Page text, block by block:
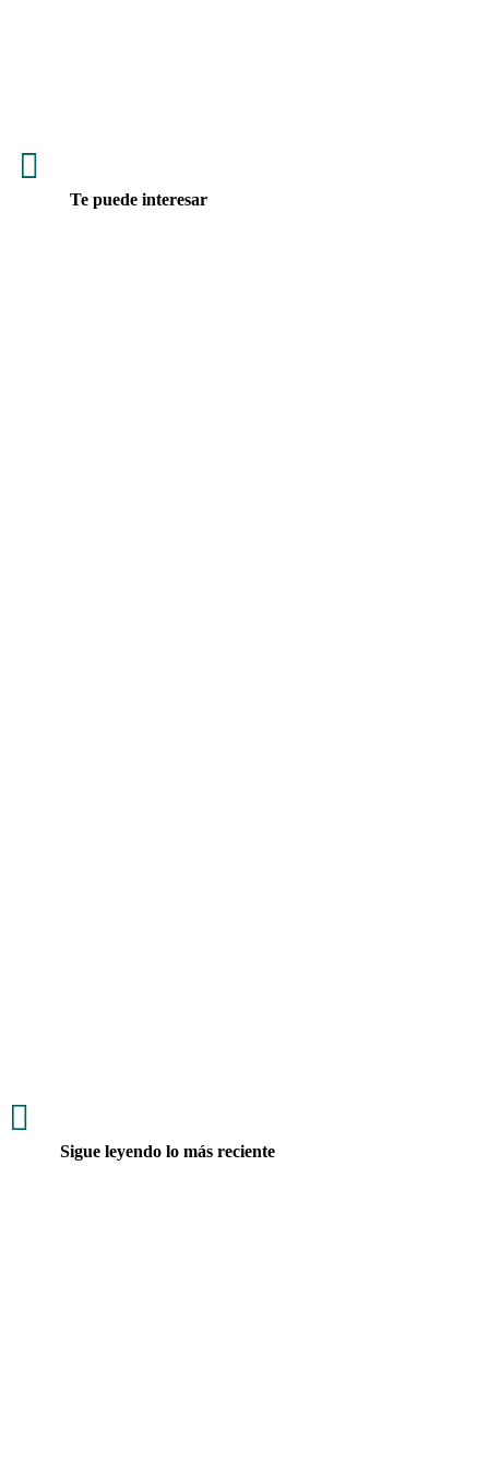

Te puede interesar

Sigue leyendo lo más reciente